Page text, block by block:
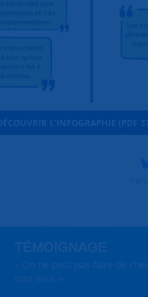
L’INFOGRAPHIE (PDF
TÉMOIGNAGE
« On ne peut pas faire de
tout seul. »